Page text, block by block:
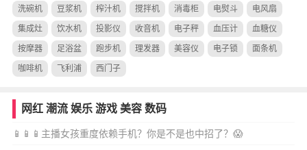
洗碗机 豆浆机 榨汁机 搅拌机 消毒柜 电熨斗 电风扇
集成灶 饮水机 投影仪 收音机 电子秤 血压计 血糖仪
按摩器 足浴盆 跑步机 理发器 美容仪 电子锁 面条机
咖啡机 飞利浦 西门子
网红 潮流 娱乐 游戏 美容 数码
📱📱📱主播女孩重度依赖手机？你是不是也中招了？😱